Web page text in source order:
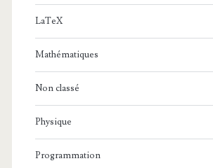
LaTeX
Mathématiques
Non classé
Physique
Programmation